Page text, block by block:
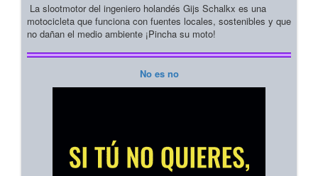
La slootmotor del ingeniero holandés Gijs Schalkx es una
motocicleta que funciona con fuentes locales, sostenibles y que
no dañan el medio ambiente ¡Pincha su moto!
No es no